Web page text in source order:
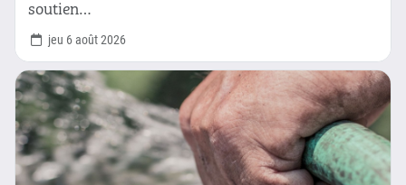
soutien…
jeu 6 août 2026